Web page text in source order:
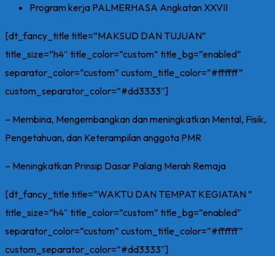
Program kerja PALMERHASA Angkatan XXVII
[dt_fancy_title title=”MAKSUD DAN TUJUAN”
title_size=”h4″ title_color=”custom” title_bg=”enabled”
separator_color=”custom” custom_title_color=”#ffffff”
custom_separator_color=”#dd3333″]
– Membina, Mengembangkan dan meningkatkan Mental, Fisik,
Pengetahuan, dan Keterampilan anggota PMR
– Meningkatkan Prinsip Dasar Palang Merah Remaja
[dt_fancy_title title=”WAKTU DAN TEMPAT KEGIATAN ”
title_size=”h4″ title_color=”custom” title_bg=”enabled”
separator_color=”custom” custom_title_color=”#ffffff”
custom_separator_color=”#dd3333″]